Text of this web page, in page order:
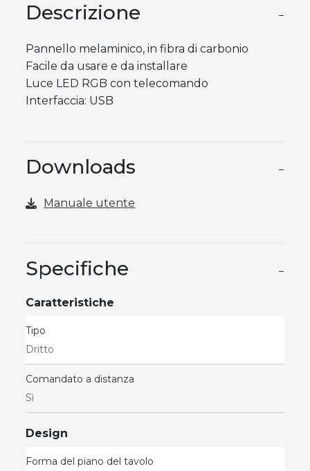
Descrizione −
Pannello melaminico, in fibra di carbonio
Facile da usare e da installare
Luce LED RGB con telecomando
Interfaccia: USB
Downloads −
Manuale utente
Specifiche −
Caratteristiche
Tipo
Dritto
Comandato a distanza
Sì
Design
Forma del piano del tavolo